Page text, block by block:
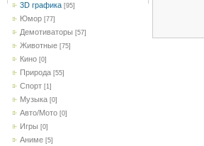
3D графика [95]
Юмор [77]
Демотиваторы [57]
Животные [75]
Кино [0]
Природа [55]
Спорт [1]
Музыка [0]
Авто/Мото [0]
Игры [0]
Аниме [5]